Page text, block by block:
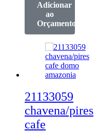
Adicionar
ao
Orçamento
21133059
chavena/pires
cafe